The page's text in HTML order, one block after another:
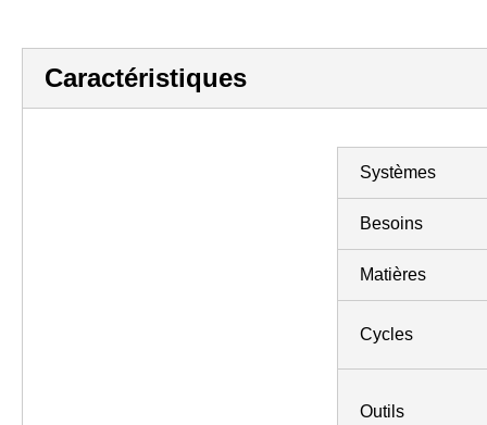
Caractéristiques
Systèmes
Besoins
Matières
Cycles
Outils